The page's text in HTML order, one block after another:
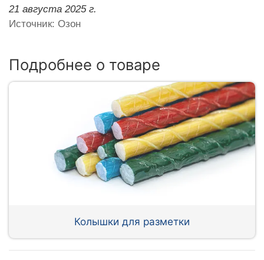
21 августа 2025 г.
Источник: Озон
Подробнее о товаре
Колышки для разметки